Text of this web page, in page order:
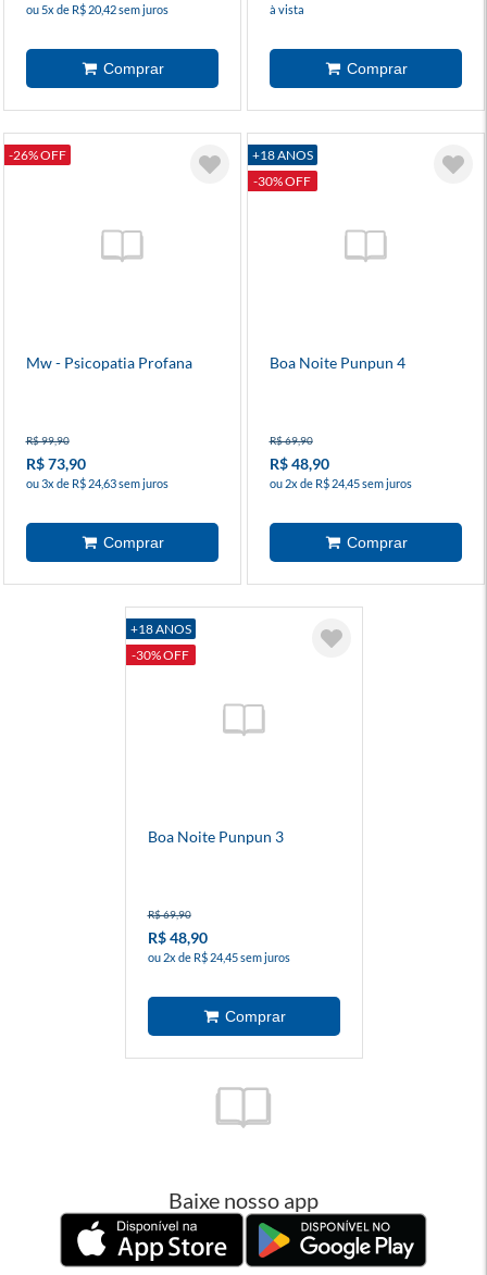
ou 5x de R$ 20,42 sem juros à vista
-26% OFF
Mw - Psicopatia Profana
R$ 99,90
R$ 73,90
ou 3x de R$ 24,63 sem juros
+18 ANOS
-30% OFF
Boa Noite Punpun 4
R$ 69,90
R$ 48,90
ou 2x de R$ 24,45 sem juros
+18 ANOS
-30% OFF
Boa Noite Punpun 3
R$ 69,90
R$ 48,90
ou 2x de R$ 24,45 sem juros
Baixe nosso app